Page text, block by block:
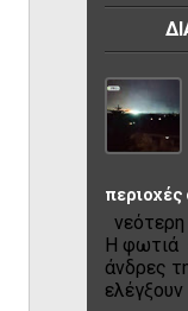
περιοχές
Η φωτιά
άνδρες